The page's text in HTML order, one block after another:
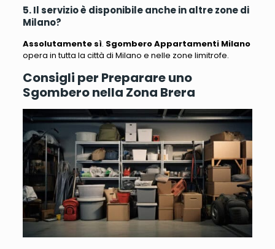
5. Il servizio è disponibile anche in altre zone di
Milano?
Assolutamente sì. Sgombero Appartamenti Milano
opera in tutta la città di Milano e nelle zone limitrofe.
Consigli per Preparare uno
Sgombero nella Zona Brera